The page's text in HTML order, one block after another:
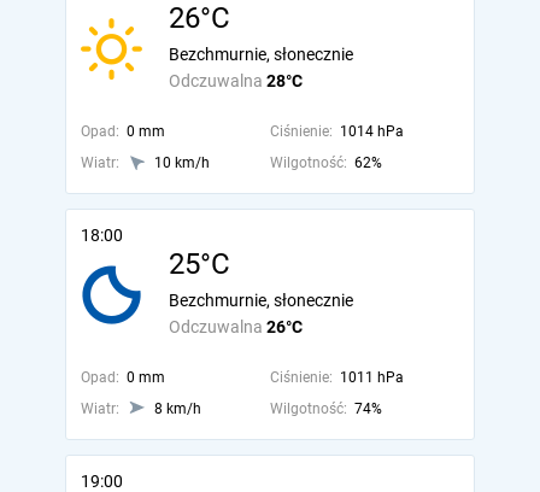
26°C
Odczuwalna 28°C
Bezchmurnie, słonecznie
Opad: 0 mm Ciśnienie: 1014 hPa
Wiatr:
10 km/h Wilgotność: 62%
18:00
25°C
Odczuwalna 26°C
Bezchmurnie, słonecznie
Opad: 0 mm Ciśnienie: 1011 hPa
Wiatr:
8 km/h Wilgotność: 74%
19:00